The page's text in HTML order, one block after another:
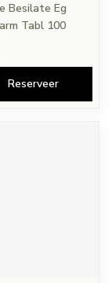
Besilate Eg
Tabl 100
Reserveer